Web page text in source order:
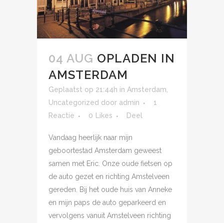
04 AUG OPLADEN IN
AMSTERDAM
Geplaatst op 21:44h in Amsterdam
Uncategorized door admin
1
Reactie
0 Likes Deel
Vandaag heerlijk naar mijn
geboortestad Amsterdam geweest
samen met Eric. Onze oude fietsen op
de auto gezet en richting Amstelveen
gereden. Bij het oude huis van Anneke
en mijn paps de auto geparkeerd en
vervolgens vanuit Amstelveen richting